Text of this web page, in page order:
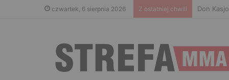
czwartek, 6 sierpnia 2026 Z ostatniej chwili Don